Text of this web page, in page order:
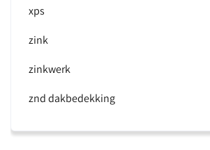
xps
zink
zinkwerk
znd dakbedekking